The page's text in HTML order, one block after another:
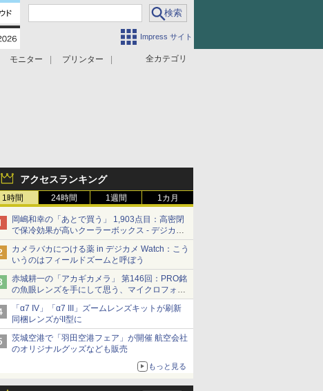
Impress サイト
全カテゴリ
モニター
プリンター
アクセスランキング
1時間 24時間 1週間 1カ月
岡嶋和幸の「あとで買う」 1,903点目：高密閉
で保冷効果が高いクーラーボックス - デジカメ
Watch
カメラバカにつける薬 in デジカメ Watch：こう
いうのはフィールドズームと呼ぼう
赤城耕一の「アカギカメラ」 第146回：PRO銘
の魚眼レンズを手にして思う、マイクロフォー
サーズへの期待と可能性
「α7 IV」「α7 III」ズームレンズキットが刷新
同梱レンズがII型に
茨城空港で「羽田空港フェア」が開催 航空会社
のオリジナルグッズなども販売
もっと見る